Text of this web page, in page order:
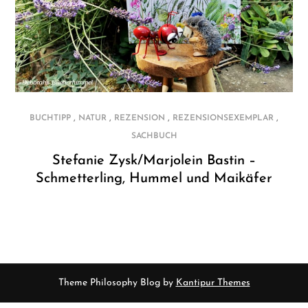
BUCHTIPP , NATUR , REZENSION , REZENSIONSEXEMPLAR ,
SACHBUCH
Stefanie Zysk/Marjolein Bastin –
Schmetterling, Hummel und Maikäfer
Theme Philosophy Blog by Kantipur Themes